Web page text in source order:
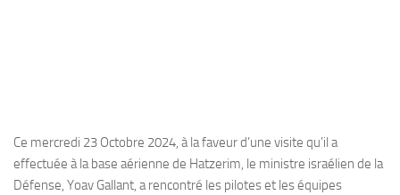
Ce mercredi 23 Octobre 2024, à la faveur d’une visite qu’il a
effectuée à la base aérienne de Hatzerim, le ministre israélien de la
Défense, Yoav Gallant, a rencontré les pilotes et les équipes